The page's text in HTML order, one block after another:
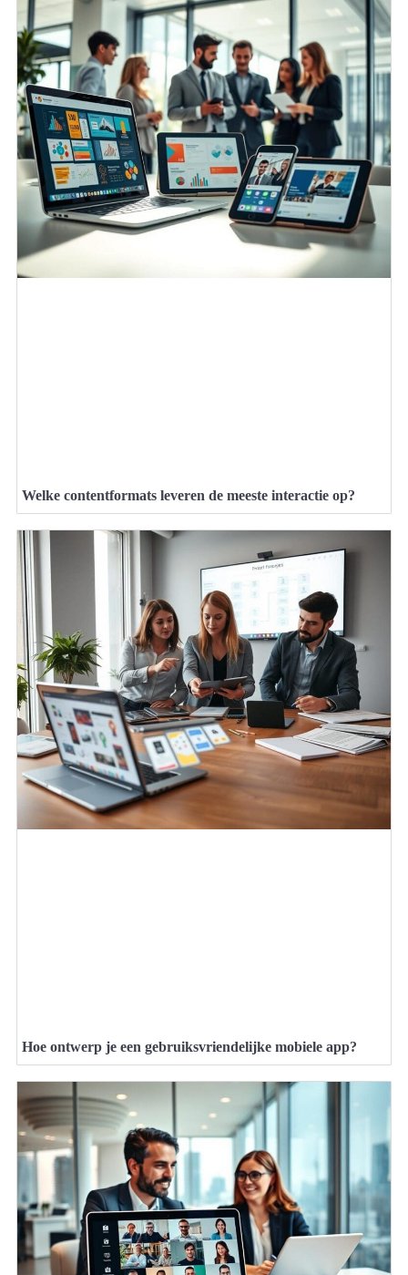
Welke contentformats leveren de meeste interactie op?
Hoe ontwerp je een gebruiksvriendelijke mobiele app?